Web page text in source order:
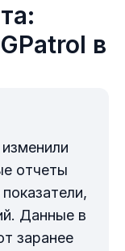
в
отчеты
Данные в
заранее